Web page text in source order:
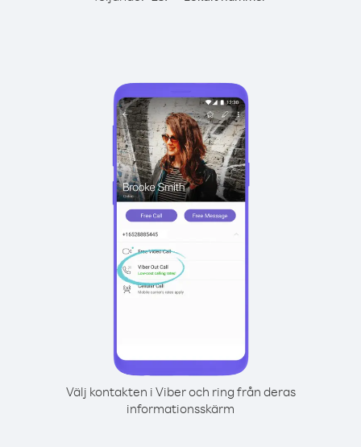
Välj kontakten i Viber och ring från deras
informationsskärm